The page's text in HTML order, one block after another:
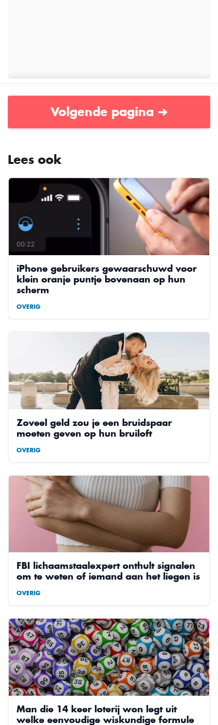
Volgende pagina ➔
Lees ook
iPhone gebruikers gewaarschuwd voor
klein oranje puntje bovenaan op hun
scherm
OVERIG
Zoveel geld zou je een bruidspaar
moeten geven op hun bruiloft
OVERIG
FBI lichaamstaalexpert onthult signalen
om te weten of iemand aan het liegen is
OVERIG
Man die 14 keer loterij won legt uit
welke eenvoudige wiskundige formule